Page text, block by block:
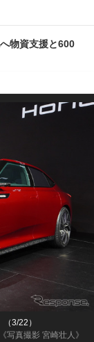
物資支援と600
《写真撮影 宮崎壮人》
3/22）